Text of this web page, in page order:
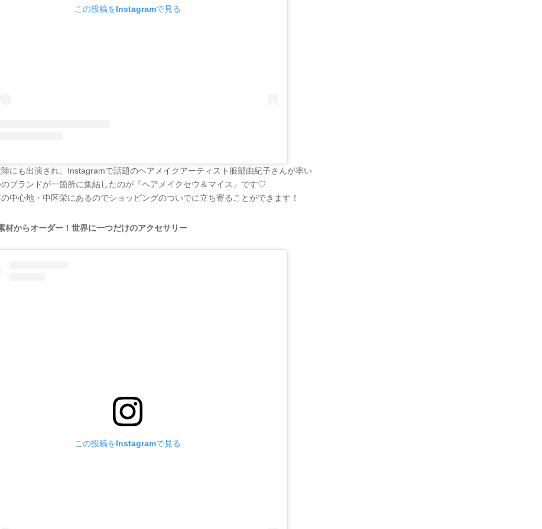
この投稿をInstagramで見る
にも出演され、Instagramで話題のヘアメイクアーティスト服部由紀子さんが率い
のブランドが一箇所に集結したのが『ヘアメイクセウ＆マイス』です♡
中心地・中区栄にあるのでショッピングのついでに立ち寄ることができます！
材からオーダー！世界に一つだけのアクセサリー
この投稿をInstagramで見る